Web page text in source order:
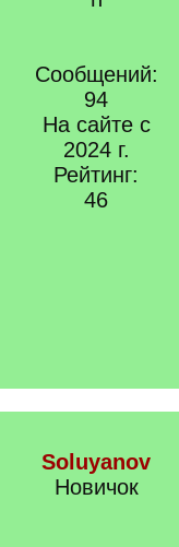
Сообщений:
94
На сайте с
2024 г.
Рейтинг:
46
Soluyanov
Новичок